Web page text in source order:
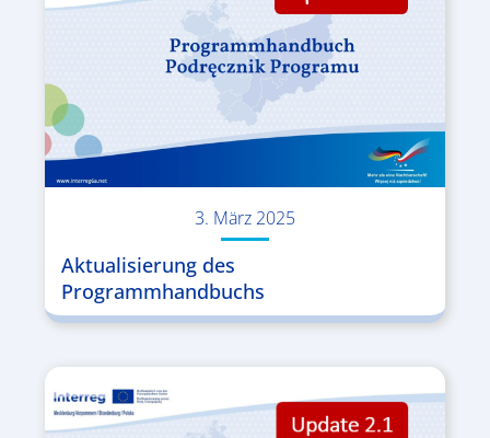
3. März 2025
Aktualisierung des
Programmhandbuchs